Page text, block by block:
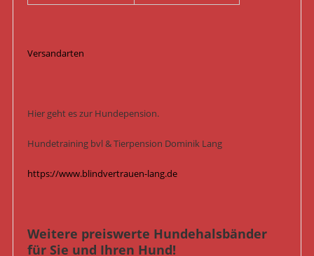
Versandarten
Hier geht es zur Hundepension.
Hundetraining bvl & Tierpension Dominik Lang
https://www.blindvertrauen-lang.de
Weitere preiswerte Hundehalsbänder
für Sie und Ihren Hund!